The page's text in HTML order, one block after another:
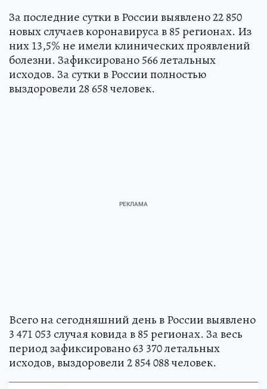
За последние сутки в России выявлено 22 850
новых случаев коронавируса в 85 регионах. Из
них 13,5% не имели клинических проявлений
болезни. Зафиксировано 566 летальных
исходов. За сутки в России полностью
выздоровели 28 658 человек.
Всего на сегодняшний день в России выявлено
3 471 053 случая ковида в 85 регионах. За весь
период зафиксировано 63 370 летальных
исходов, выздоровели 2 854 088 человек.